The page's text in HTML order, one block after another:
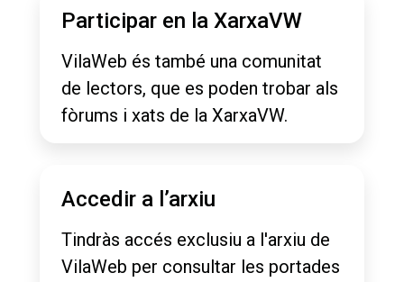
Participar en la XarxaVW
VilaWeb és també una comunitat
de lectors, que es poden trobar als
fòrums i xats de la XarxaVW.
Accedir a l’arxiu
Tindràs accés exclusiu a l'arxiu de
VilaWeb per consultar les portades